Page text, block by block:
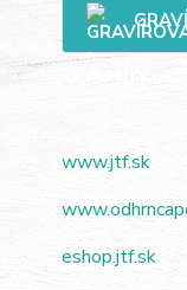
www.jtf.sk
eshop.jtf.sk